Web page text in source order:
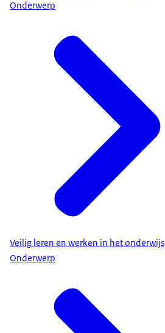
Onderwerp
Veilig leren en werken in het onderwijs
Onderwerp